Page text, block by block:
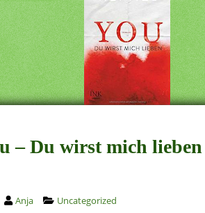
– Du wirst mich
Anja Uncategorized